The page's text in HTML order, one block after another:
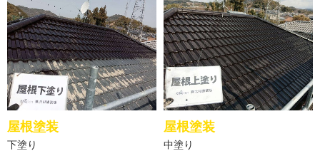
屋根塗装
下塗り
屋根塗装
中塗り